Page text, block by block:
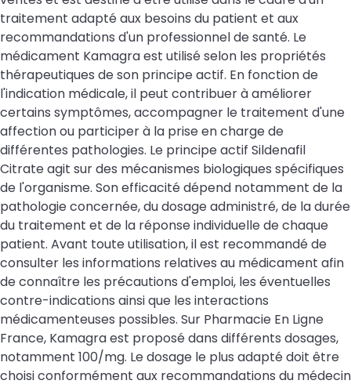
traitement adapté aux besoins du patient et aux
recommandations d'un professionnel de santé. Le
médicament Kamagra est utilisé selon les propriétés
thérapeutiques de son principe actif. En fonction de
l'indication médicale, il peut contribuer à améliorer
certains symptômes, accompagner le traitement d'une
affection ou participer à la prise en charge de
différentes pathologies. Le principe actif Sildenafil
Citrate agit sur des mécanismes biologiques spécifiques
de l'organisme. Son efficacité dépend notamment de la
pathologie concernée, du dosage administré, de la durée
du traitement et de la réponse individuelle de chaque
patient. Avant toute utilisation, il est recommandé de
consulter les informations relatives au médicament afin
de connaître les précautions d'emploi, les éventuelles
contre-indications ainsi que les interactions
médicamenteuses possibles. Sur Pharmacie En Ligne
France, Kamagra est proposé dans différents dosages,
notamment 100/mg. Le dosage le plus adapté doit être
choisi conformément aux recommandations du médecin